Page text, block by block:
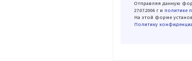
Отправляя данную
27.07.2006 г и политике
На этой форме
Политику